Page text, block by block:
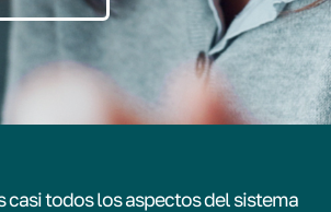
casi todos los aspectos del sistema